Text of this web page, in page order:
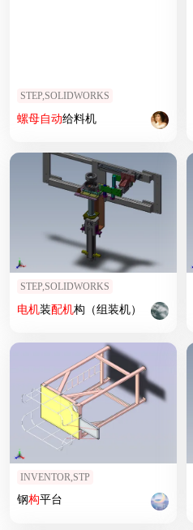
STEP,SOLIDWORKS
螺母自动给料机
STEP,SOLIDWORKS
电机装配机构（组装机）
INVENTOR,STP
钢构平台